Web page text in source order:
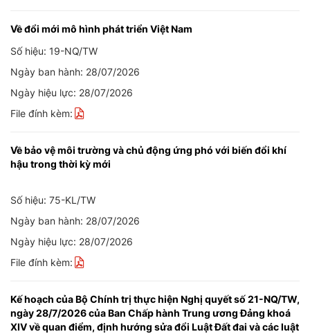
Về đổi mới mô hình phát triển Việt Nam
Số hiệu: 19-NQ/TW
Ngày ban hành: 28/07/2026
Ngày hiệu lực: 28/07/2026
File đính kèm:
Về bảo vệ môi trường và chủ động ứng phó với biến đổi khí
hậu trong thời kỳ mới
Số hiệu: 75-KL/TW
Ngày ban hành: 28/07/2026
Ngày hiệu lực: 28/07/2026
File đính kèm:
Kế hoạch của Bộ Chính trị thực hiện Nghị quyết số 21-NQ/TW,
ngày 28/7/2026 của Ban Chấp hành Trung ương Đảng khoá
XIV về quan điểm, định hướng sửa đổi Luật Đất đai và các luật